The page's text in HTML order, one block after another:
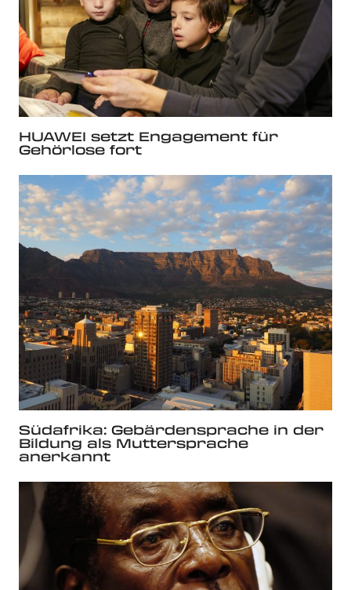
HUAWEI setzt Engagement für
Gehörlose fort
Südafrika: Gebärdensprache in der
Bildung als Muttersprache
anerkannt